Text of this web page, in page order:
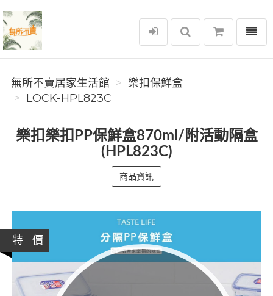
無所不賣居家生活館
選單
無所不賣居家生活館
樂扣保鮮盒
LOCK-HPL823C
樂扣樂扣PP保鮮盒870ml/附活動隔盒
(HPL823C)
商品資訊
特 價